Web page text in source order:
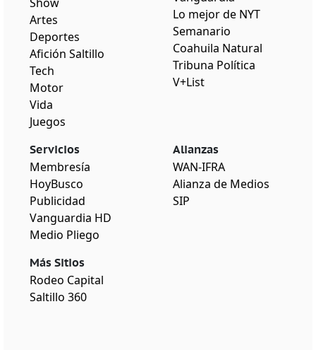
Artes
Deportes
Afición Saltillo
Tech
Motor
Vida
Juegos
Lo mejor de NYT
Semanario
Coahuila Natural
Tribuna Política
V+List
Servicios
Membresía
HoyBusco
Publicidad
Vanguardia HD
Medio Pliego
Más Sitios
Rodeo Capital
Saltillo 360
Alianzas
WAN-IFRA
Alianza de Medios
SIP